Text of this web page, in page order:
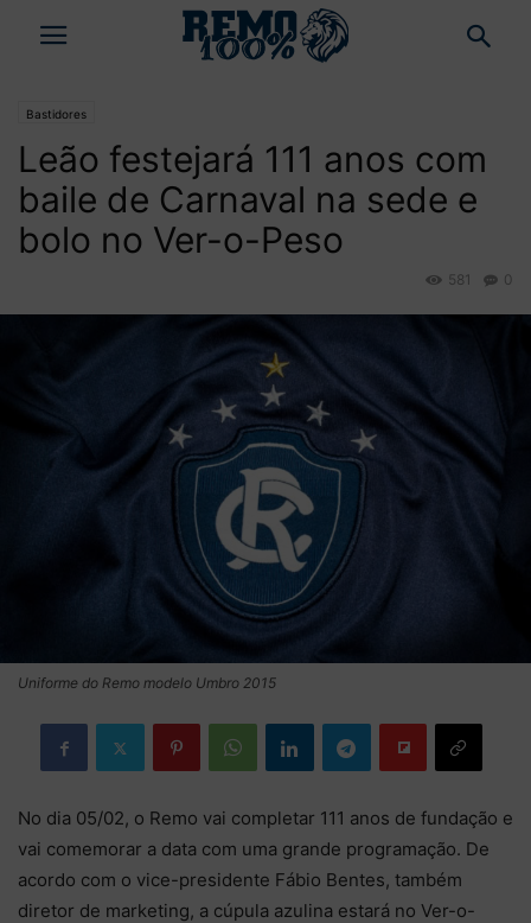
Bastidores
Leão festejará 111 anos com
baile de Carnaval na sede e
bolo no Ver-o-Peso
0
581
Uniforme do Remo modelo Umbro 2015
No dia 05/02, o Remo vai completar 111 anos de fundação e
vai comemorar a data com uma grande programação. De
acordo com o vice-presidente Fábio Bentes, também
diretor de marketing, a cúpula azulina estará no Ver-o-